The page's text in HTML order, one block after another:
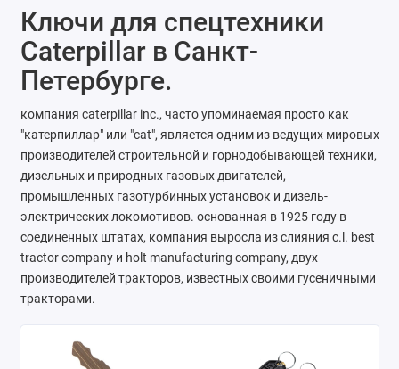
Заправка картриджей
Изготовление ключей
Пульты для ворот и шлагбаумов
Ремонт чемоданов
Ателье
Ремонт обуви
Заточка инструментов
Ремонт сумок
Ремонт зонтов
Ключи для спецтехники
Caterpillar в Санкт-
Петербурге.
компания caterpillar inc., часто упоминаемая просто как
"катерпиллар" или "cat", является одним из ведущих мировых
производителей строительной и горнодобывающей техники,
дизельных и природных газовых двигателей,
промышленных газотурбинных установок и дизель-
электрических локомотивов. основанная в 1925 году в
соединенных штатах, компания выросла из слияния c.l. best
tractor company и holt manufacturing company, двух
производителей тракторов, известных своими гусеничными
тракторами.